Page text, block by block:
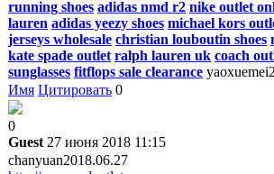
running shoes adidas nmd r2 nike outlet
lauren adidas yeezy shoes michael kors
jerseys wholesale christian louboutin shoes
kate spade outlet ralph lauren uk coach
sunglasses fitflops sale clearance
Имя Цитировать 0
0
Guest 27 июня 2018 11:15
chanyuan2018.06.27